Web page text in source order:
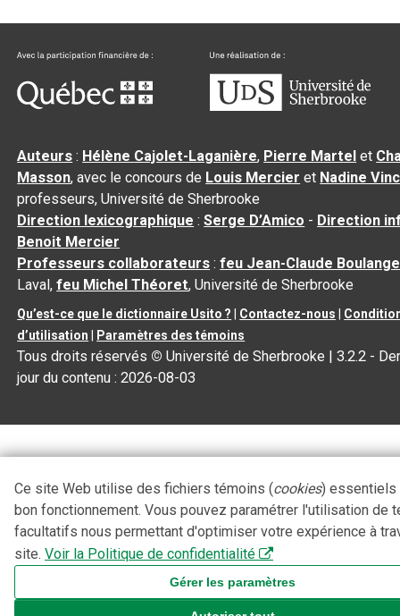
Auteurs : Hélène Cajolet-Laganière, Pierre Martel et
Masson, avec le concours de Louis Mercier et Nadine
professeurs, Université de Sherbrooke
Direction lexicographique :Serge D’Amico - Direction
Benoit Mercier
Professeurs collaborateurs :feu Jean-Claude
Laval,feu Michel Théoret, Université de Sherbrooke
Qu’est-ce que le dictionnaire Usito ? Contactez-nous
d’utilisation
Paramètres des témoins
Tous droits réservés © Université de Sherbrooke |3.2.2 -
jour du contenu :2026-08-03
Ce site Web utilise des fichiers témoins (cookies) essentiels
bon fonctionnement. Vous pouvez paramétrer l'utilisation de
facultatifs nous permettant d'optimiser votre expérience à
site. Voir la Politique de confidentialité
Gérer les paramètres